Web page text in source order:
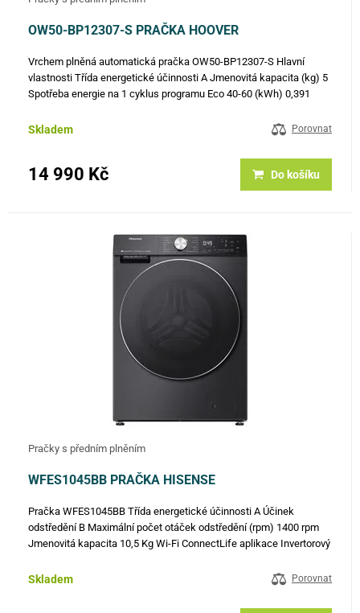
OW50-BP12307-S PRAČKA HOOVER
Vrchem plněná automatická pračka OW50-BP12307-S Hlavní
vlastnosti Třída energetické účinnosti A Jmenovitá kapacita (kg) 5
Spotřeba energie na 1 cyklus programu Eco 40-60 (kWh) 0,391
Spotřeba…
Skladem Porovnat
14 990 Kč Do košíku
Pračky s předním plněním
WFES1045BB PRAČKA HISENSE
Pračka WFES1045BB Třída energetické účinnosti A Účinek
odstředění B Maximální počet otáček odstředění (rpm) 1400 rpm
Jmenovitá kapacita 10,5 Kg Wi-Fi ConnectLife aplikace Invertorový
prádla…
Skladem Porovnat